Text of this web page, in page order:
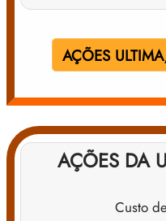
AÇÕES
AÇÕES DA
Custo